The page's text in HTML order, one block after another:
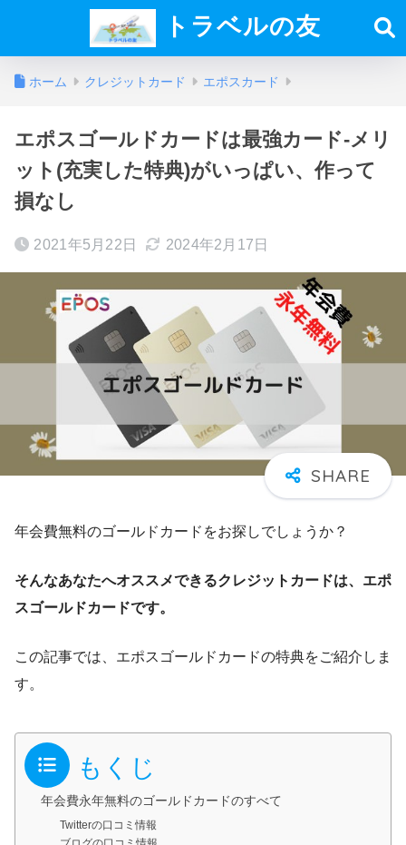
トラベルの友
ホーム クレジットカード エポスカード
エポスゴールドカードは最強カード-メリ
ット(充実した特典)がいっぱい、作って
損なし
2021年5月22日 2024年2月17日
年会費無料のゴールドカードをお探しでしょうか？
そんなあなたへオススメできるクレジットカードは、エポ
スゴールドカードです。
この記事では、エポスゴールドカードの特典をご紹介しま
す。
もくじ
年会費永年無料のゴールドカードのすべて
Twitterの口コミ情報